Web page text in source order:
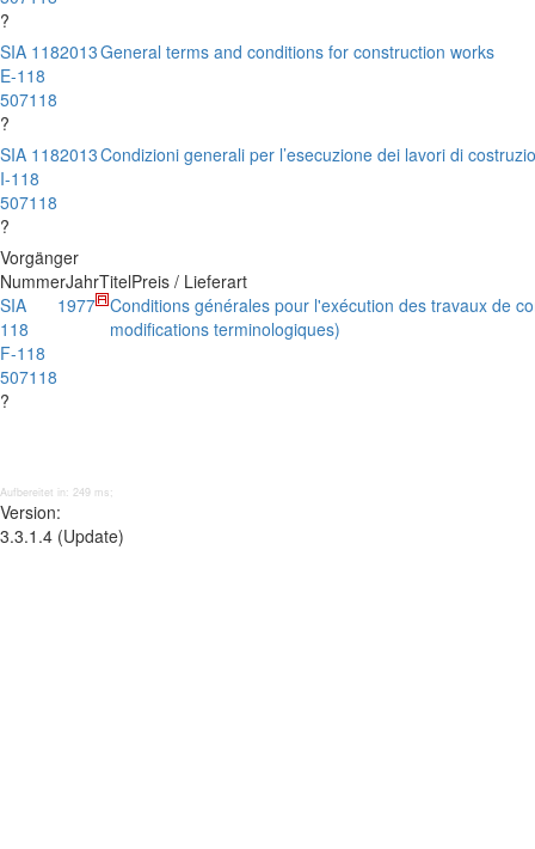
?
SIA 118
E-118
507118
?
2013General terms and conditions for construction works
SIA 118
I-118
507118
?
2013Condizioni generali per l’esecuzione dei lavori di
Vorgänger
NummerJahrTitelPreis / Lieferart
SIA
118
F-118
507118
?
1977 Conditions générales pour l'exécution des travaux de
modifications terminologiques)
Aufbereitet in: 249 ms;
Version:
3.3.1.4 (Update)